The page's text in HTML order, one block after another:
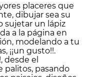
placeres que
dibujar sea su
sujetar un lápiz
a la página en
modelando a tu
¡¡un gusto!!.
desde el
palitos, pasando